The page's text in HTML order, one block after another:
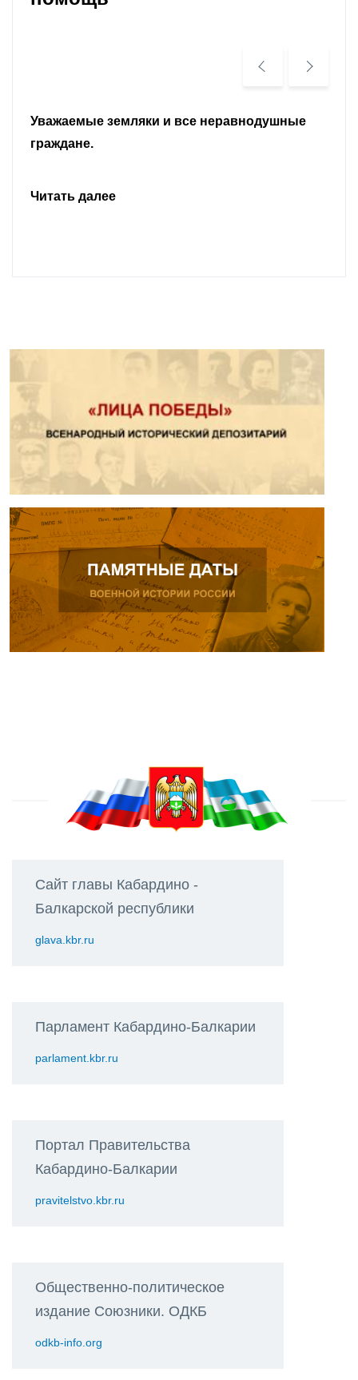
Уважаемые земляки и все неравнодушные
граждане.
Читать далее
Сайт главы Кабардино -
Балкарской республики
glava.kbr.ru
Парламент Кабардино-Балкарии
parlament.kbr.ru
Портал Правительства
Кабардино-Балкарии
pravitelstvo.kbr.ru
Общественно-политическое
издание Союзники. ОДКБ
odkb-info.org